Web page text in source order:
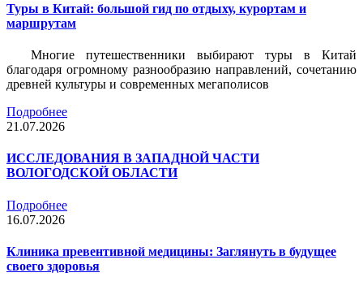
Туры в Китай: большой гид по отдыху, курортам и
маршрутам
Многие путешественники выбирают туры в Китай
благодаря огромному разнообразию направлений, сочетанию
древней культуры и современных мегаполисов
Подробнее
21.07.2026
ИССЛЕДОВАНИЯ В ЗАПАДНОЙ ЧАСТИ
ВОЛОГОДСКОЙ ОБЛАСТИ
Подробнее
16.07.2026
Клиника превентивной медицины: Заглянуть в будущее
своего здоровья